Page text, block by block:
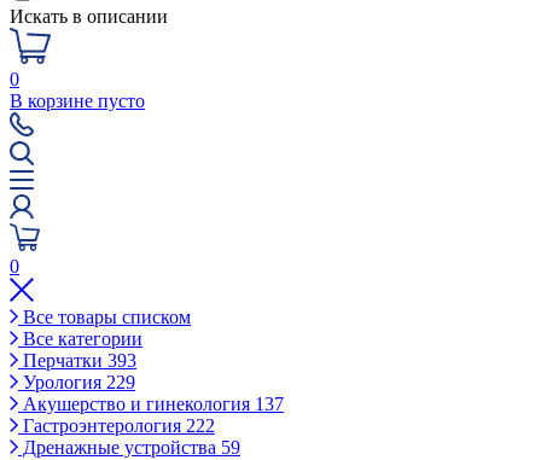
Искать в описании
0
В корзине пусто
0
Все товары списком
Все категории
Перчатки 393
Урология 229
Акушерство и гинекология 137
Гастроэнтерология 222
Дренажные устройства 59